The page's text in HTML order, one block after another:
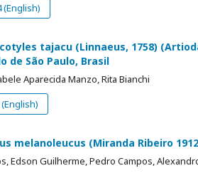
(English)
tajacu (Linnaeus, 1758)
de São Paulo, Brasil
Aparecida Manzo, Rita Bianchi
(English)
melanoleucus (Miranda Ribeiro
Edson Guilherme, Pedro Campos,